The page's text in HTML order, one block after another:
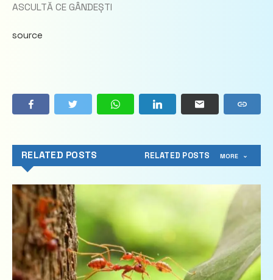
ASCULTĂ CE GÂNDEȘTI
source
RELATED POSTS RELATED POSTS MORE